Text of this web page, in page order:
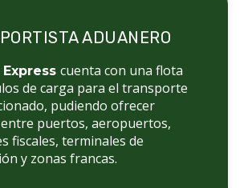
ADUANERO
cuenta con una flota
de carga para el transporte
pudiendo ofrecer
puertos, aeropuertos,
fiscales, terminales de
y zonas francas.